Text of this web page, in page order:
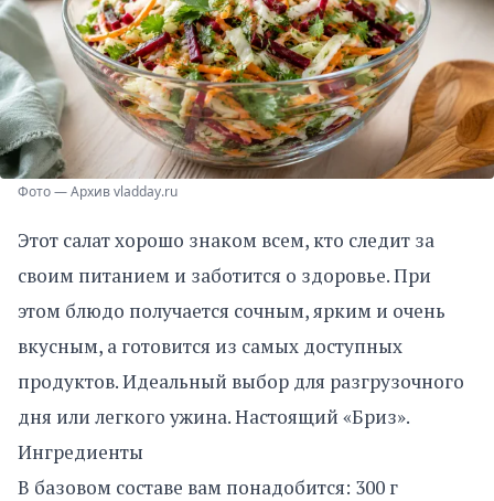
Фото — Архив vladday.ru
Этот салат хорошо знаком всем, кто следит за
своим питанием и заботится о здоровье. При
этом блюдо получается сочным, ярким и очень
вкусным, а готовится из самых доступных
продуктов. Идеальный выбор для разгрузочного
дня или легкого ужина. Настоящий «Бриз».
Ингредиенты
В базовом составе вам понадобится: 300 г